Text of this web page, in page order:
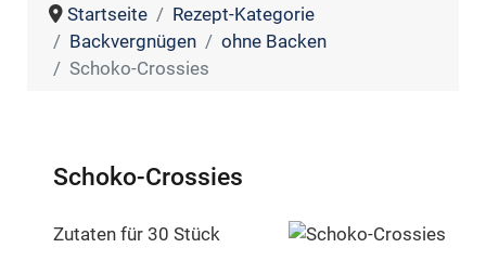
Startseite
Rezept-Kategorie
Backvergnügen
ohne Backen
Schoko-Crossies
Schoko-Crossies
Zutaten für 30 Stück